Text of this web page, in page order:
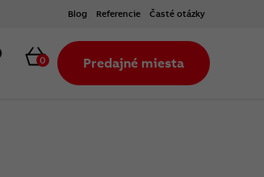
Blog Referencie Časté otázky
Hľadať Košík
0 Predajné miesta